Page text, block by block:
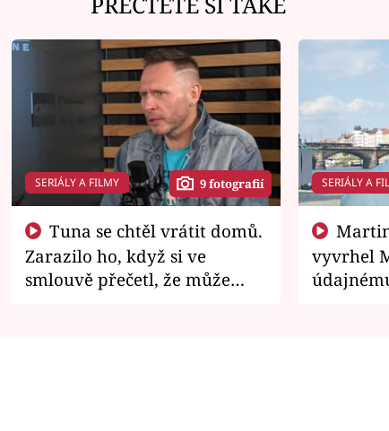
SERIÁLY A FILMY 9 fotografií
Zarazilo ho, když si ve
smlouvě přečetl, že může
SERIÁLY A
vyvrhel